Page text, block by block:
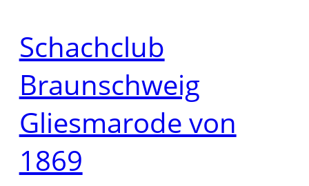
Zum
Inhalt
springen
Schachclub
Braunschweig
Gliesmarode von
1869